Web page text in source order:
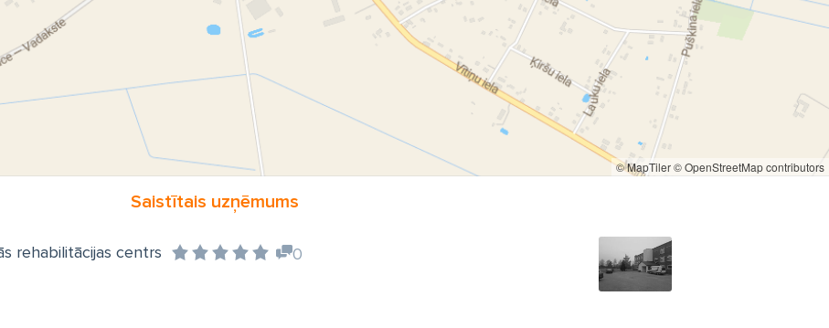
© MapTiler© OpenStreetMap contributors
Saistītais uzņēmums
rehabilitācijas centrs 0